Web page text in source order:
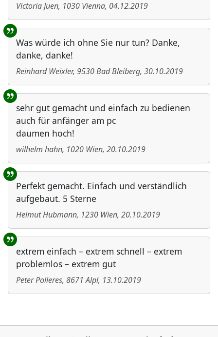
Victoria Juen, 1030 Vienna, 04.12.2019
Was würde ich ohne Sie nur tun? Danke,
danke, danke!
Reinhard Weixler, 9530Bad Bleiberg, 30.10.2019
sehr gut gemacht und einfach zu bedienen
auch für anfänger am pc
daumen hoch!
wilhelm hahn, 1020 Wien, 20.10.2019
Perfekt gemacht. Einfach und verständlich
aufgebaut. 5 Sterne
Helmut Hubmann, 1230 Wien, 20.10.2019
extrem einfach – extrem schnell – extrem
problemlos – extrem gut
Peter Polleres, 8671 Alpl, 13.10.2019